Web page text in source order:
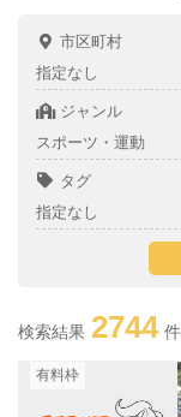
市区町村
指定なし
ジャンル
スポーツ・運動
タグ
指定なし
検索結果 2744 件
有料枠